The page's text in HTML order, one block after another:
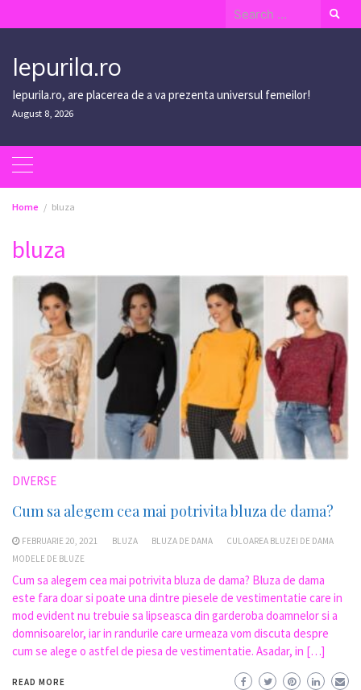
to
Search
for:
Iepurila.ro
Iepurila.ro, are placerea de a va prezenta universul femeilor!
August 8, 2026
Home bluza
bluza
DIVERSE
Cum sa alegem cea mai potrivita bluza de dama?
FEBRUARIE 20, 2021 BLUZA BLUZA DE DAMA
CULOAREA BLUZEI DE DAMA
MODELE DE BLUZE
Cum sa alegem cea mai potrivita bluza de dama? Bluza de dama
este fara doar si poate una dintre piesele de vestimentatie care in
mod evident nu trebuie sa lipseasca din garderoba doamnelor si a
domnisoarelor, iar in randurile care urmeaza vom discuta despre
cum se alege o astfel de piesa de vestimentatie. Asadar, in […]
READ MORE